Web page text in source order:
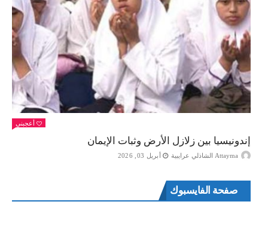
أعجبني
إندونيسيا بين زلازل الأرض وثبات الإيمان
Attayma الشاذلي عرايبية أبريل 03, 2026
صفحة الفايسبوك